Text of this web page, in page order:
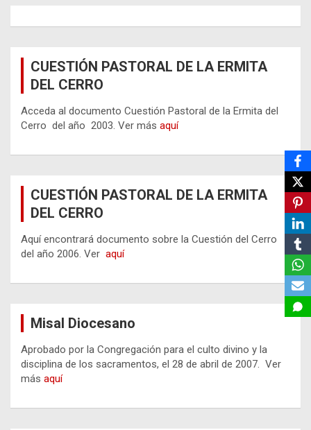
CUESTIÓN PASTORAL DE LA ERMITA
DEL CERRO
Acceda al documento Cuestión Pastoral de la Ermita del
Cerro del año 2003. Ver más aquí
CUESTIÓN PASTORAL DE LA ERMITA
DEL CERRO
Aquí encontrará documento sobre la Cuestión del Cerro
del año 2006. Ver aquí
Misal Diocesano
Aprobado por la Congregación para el culto divino y la
disciplina de los sacramentos, el 28 de abril de 2007. Ver
más aquí